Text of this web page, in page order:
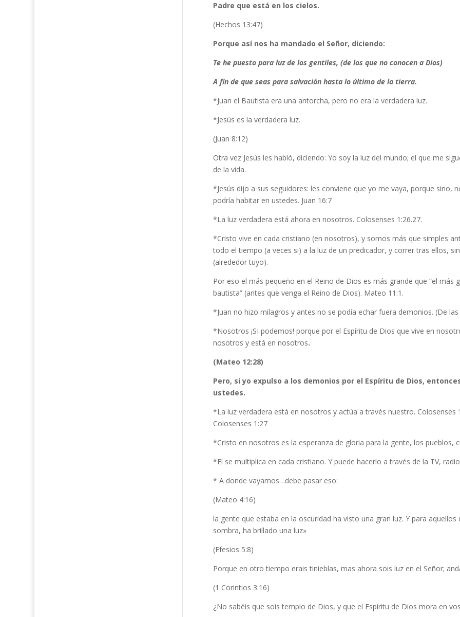
Padre que está en los cielos.
(Hechos 13:47)
Porque así nos ha mandado el Señor, diciendo:
Te he puesto para luz de los gentiles, (de los que no conocen a Dios)
A fin de que seas para salvación hasta lo último de la tierra.
*Juan el Bautista era una antorcha, pero no era la verdadera luz.
*Jesús es la verdadera luz.
(Juan 8:12)
Otra vez Jesús les habló, diciendo: Yo soy la luz del mundo; el que me
de la vida.
*Jesús dijo a sus seguidores: les conviene que yo me vaya, porque sino,
podría habitar en ustedes. Juan 16:7
*La luz verdadera está ahora en nosotros. Colosenses 1:26.27.
*Cristo vive en cada cristiano (en nosotros), y somos más que simples
todo el tiempo (a veces si) a la luz de un predicador, y correr tras ellos,
(alrededor tuyo).
Por eso el más pequeño en el Reino de Dios es más grande que “el más
bautista” (antes que venga el Reino de Dios). Mateo 11:1.
*Juan no hizo milagros y antes no se podía echar fuera demonios. (De
*Nosotros ¡SI podemos! porque por el Espíritu de Dios que vive en
nosotros y está en nosotros.
(Mateo 12:28)
Pero, si yo expulso a los demonios por el Espíritu de Dios,
ustedes.
*La luz verdadera está en nosotros y actúa a través nuestro. Colosenses
Colosenses 1:27
*Cristo en nosotros es la esperanza de gloria para la gente, los pueblos,
*El se multiplica en cada cristiano. Y puede hacerlo a través de la TV,
* A donde vayamos…debe pasar eso:
(Mateo 4:16)
la gente que estaba en la oscuridad ha visto una gran luz. Y para
sombra, ha brillado una luz»
(Efesios 5:8)
Porque en otro tiempo erais tinieblas, mas ahora sois luz en el Señor;
(1 Corintios 3:16)
¿No sabéis que sois templo de Dios, y que el Espíritu de Dios mora en